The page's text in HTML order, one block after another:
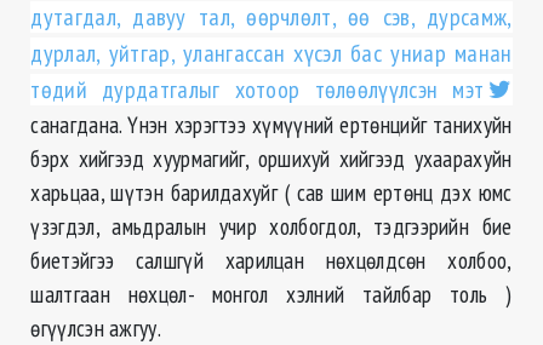
дутагдал, давуу тал, өөрчлөлт, өө сэв, дурсамж,
дурлал, уйтгар, улангассан хүсэл бас униар манан
төдий дурдатгалыг хотоор төлөөлүүлсэн мэт
санагдана. Үнэн хэрэгтээ хүмүүний ертөнцийг танихуйн
бэрх хийгээд хуурмагийг, оршихуй хийгээд ухаарахуйн
харьцаа, шүтэн барилдахуйг ( сав шим ертөнц дэх юмс
үзэгдэл, амьдралын учир холбогдол, тэдгээрийн бие
биетэйгээ салшгүй харилцан нөхцөлдсөн холбоо,
шалтгаан нөхцөл- монгол хэлний тайлбар толь )
өгүүлсэн ажгуу.